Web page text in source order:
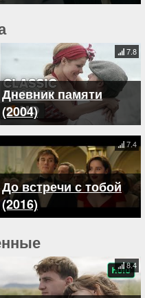
Дневник памяти
(2004)
7.8
До встречи с тобой
(2016)
7.4
8.4